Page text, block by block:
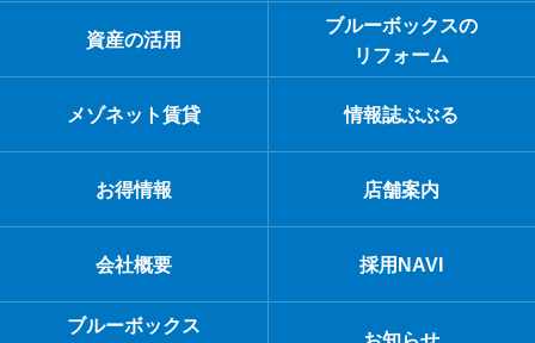
資産の活用
ブルーボックスの
リフォーム
メゾネット賃貸 情報誌ぶぶる
お得情報 店舗案内
会社概要 採用NAVI
ブルーボックス